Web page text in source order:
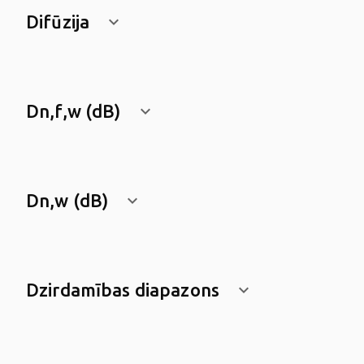
Difūzija keyboard_arrow_down
Dn,f,w (dB) keyboard_arrow_down
Dn,w (dB) keyboard_arrow_down
Dzirdamības diapazons keyboard_arrow_down